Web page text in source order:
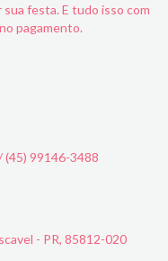
festa. E tudo isso com
pagamento.
(45) 99146-3488
- PR, 85812-020